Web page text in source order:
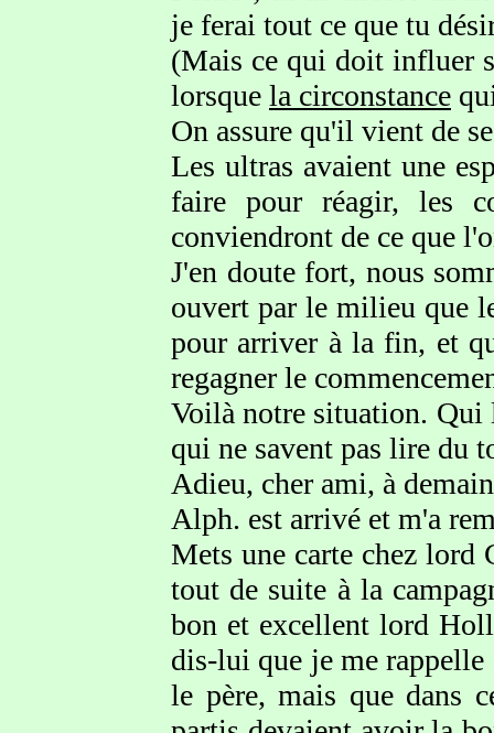
je ferai tout ce que tu
(Mais ce qui doit influer
lorsque la circonstance
On assure qu'il vient de
Les ultras avaient une
faire pour réagir, les
conviendront de ce que
J'en doute fort, nous
ouvert par le milieu que
pour arriver à la fin, et
regagner le
Voilà notre situation. Qui
qui ne savent pas lire du
Adieu, cher ami, à
Alph. est arrivé et m'a
Mets une carte chez lord
tout de suite à la
bon et excellent lord
dis-lui que je me
le père, mais que dans